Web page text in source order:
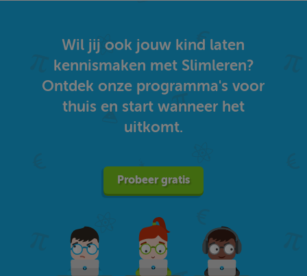
Wil jij ook jouw kind laten
kennismaken met Slimleren?
Ontdek onze programma's voor
thuis en start wanneer het
uitkomt.
Probeer gratis